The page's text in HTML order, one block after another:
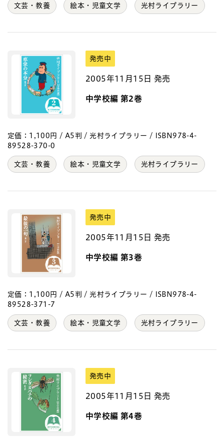
文芸・教養 絵本・児童文学 光村ライブラリー
発売中
2005年11月15日 発売
中学校編 第2巻
定価：1,100円 / A5判 / 光村ライブラリー / ISBN978-4-
89528-370-0
文芸・教養 絵本・児童文学 光村ライブラリー
発売中
2005年11月15日 発売
中学校編 第3巻
定価：1,100円 / A5判 / 光村ライブラリー / ISBN978-4-
89528-371-7
文芸・教養 絵本・児童文学 光村ライブラリー
発売中
2005年11月15日 発売
中学校編 第4巻